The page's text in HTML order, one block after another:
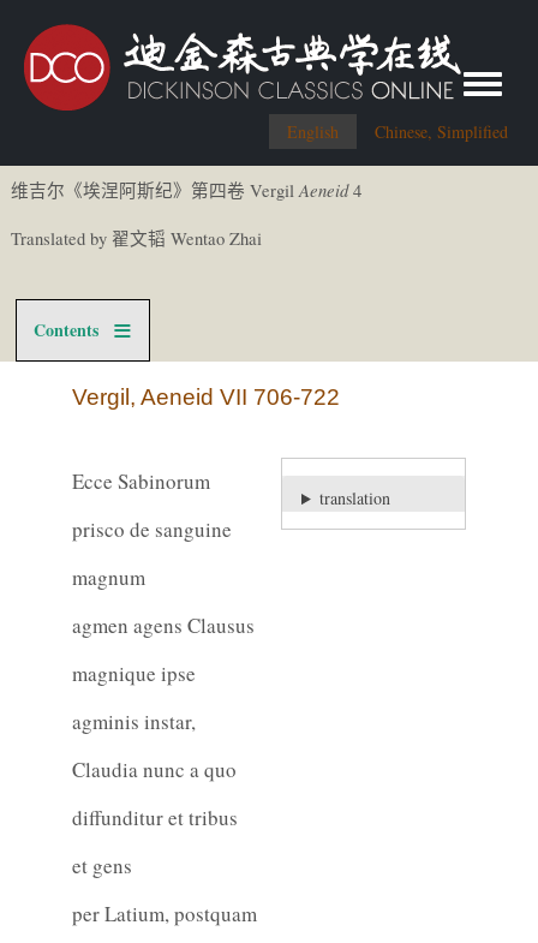
English Chinese, Simplified
Toggle
维吉尔《埃涅阿斯纪》第四卷 VergilAeneid4
Translated by 翟文韬 Wentao Zhai
Contents
Vergil, Aeneid VII 706-722
Ecce Sabinorum
prisco de sanguine
magnum
agmen agens Clausus
magnique ipse
agminis instar,
Claudia nunc a quo
diffunditur et tribus
et gens
per Latium, postquam
translation